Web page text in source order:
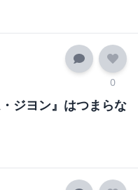
0
ジヨン』はつまらな